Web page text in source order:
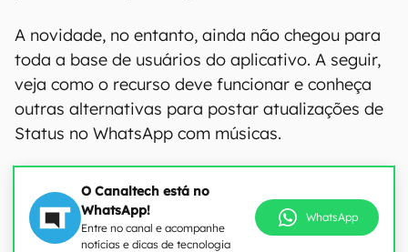
A novidade, no entanto, ainda não chegou para
toda a base de usuários do aplicativo. A seguir,
veja como o recurso deve funcionar e conheça
outras alternativas para postar atualizações de
Status no WhatsApp com músicas.
O Canaltech está no
WhatsApp!
Entre no canal e acompanhe
notícias e dicas de tecnologia
WhatsApp